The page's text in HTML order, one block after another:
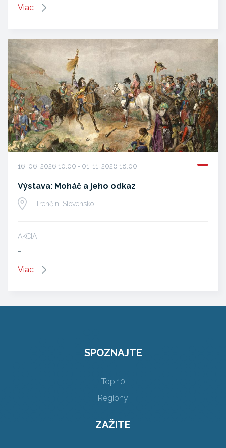
Viac
16. 06. 2026 10:00 - 01. 11. 2026 18:00
Výstava: Moháč a jeho odkaz
Trenčín, Slovensko
AKCIA
Viac
SPOZNAJTE
Top 10
Regióny
ZAŽITE